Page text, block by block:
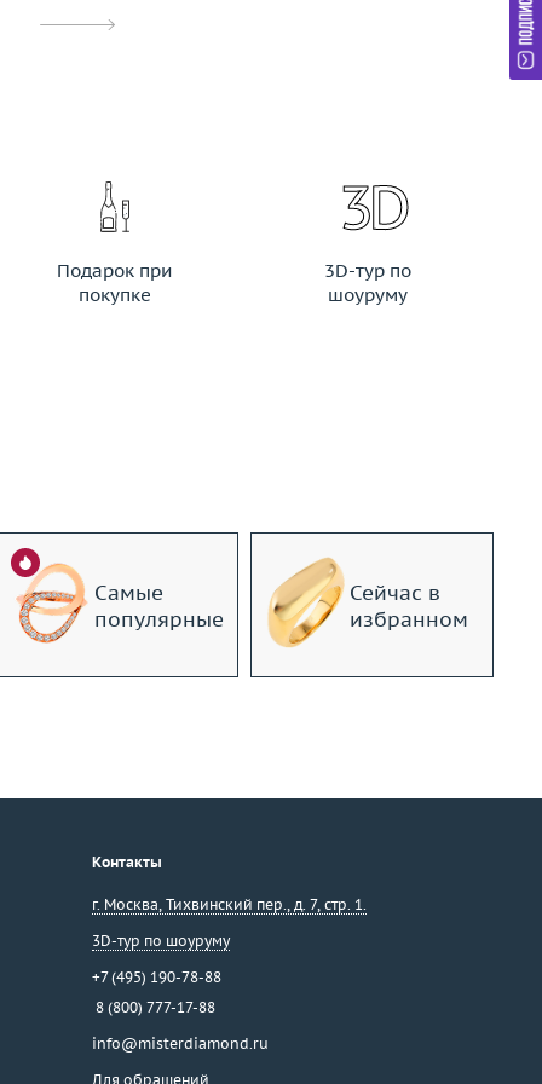
Подарок при
покупке
3D-тур по
шоуруму
Самые
популярные
Сейчас в
избранном
Контакты
г. Москва, Тихвинский пер., д. 7, стр. 1.
3D-тур по шоуруму
+7 (495) 190-78-88
8 (800) 777-17-88
info@misterdiamond.ru
Для обращений